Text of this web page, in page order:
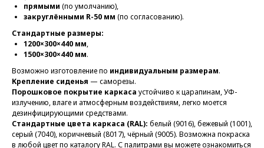
прямыми (по умолчанию),
закруглёнными R-50 мм (по согласованию).
Стандартные размеры:
1200×300×440 мм,
1500×300×440 мм.
Возможно изготовление по индивидуальным размерам.
Крепление сиденья — саморезы.
Порошковое покрытие каркаса устойчиво к царапинам, УФ-
излучению, влаге и атмосферным воздействиям, легко моется
дезинфицирующими средствами.
Стандартные цвета каркаса (RAL): белый (9016), бежевый (1001),
серый (7040), коричневый (8017), чёрный (9005). Возможна покраска
в любой цвет по каталогу RAL. С палитрами вы можете ознакомиться